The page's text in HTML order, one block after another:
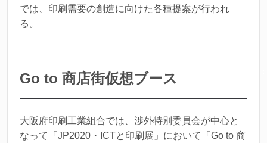
では、印刷需要の創造に向けた各種提案が行われ
る。
Go to 商店街仮想ブース
大阪府印刷工業組合では、渉外特別委員会が中心と
なって「JP2020・ICTと印刷展」において「Go to 商